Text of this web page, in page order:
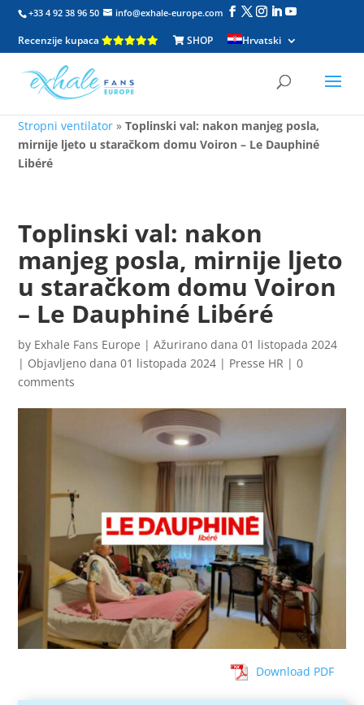
Stropni ventilator »Toplinski val: nakon manjeg posla,
mirnije ljeto u staračkom domu Voiron – Le Dauphiné
Libéré
+33 4 92 38 96 50 info@exhale-europe.com
Recenzije kupaca SHOP Hrvatski
Toplinski val: nakon
manjeg posla, mirnije ljeto
u staračkom domu Voiron
– Le Dauphiné Libéré
by Exhale Fans Europe |Ažurirano dana 01 listopada 2024
| Objavljeno dana 01 listopada 2024 | Presse HR |0
comments
Download PDF